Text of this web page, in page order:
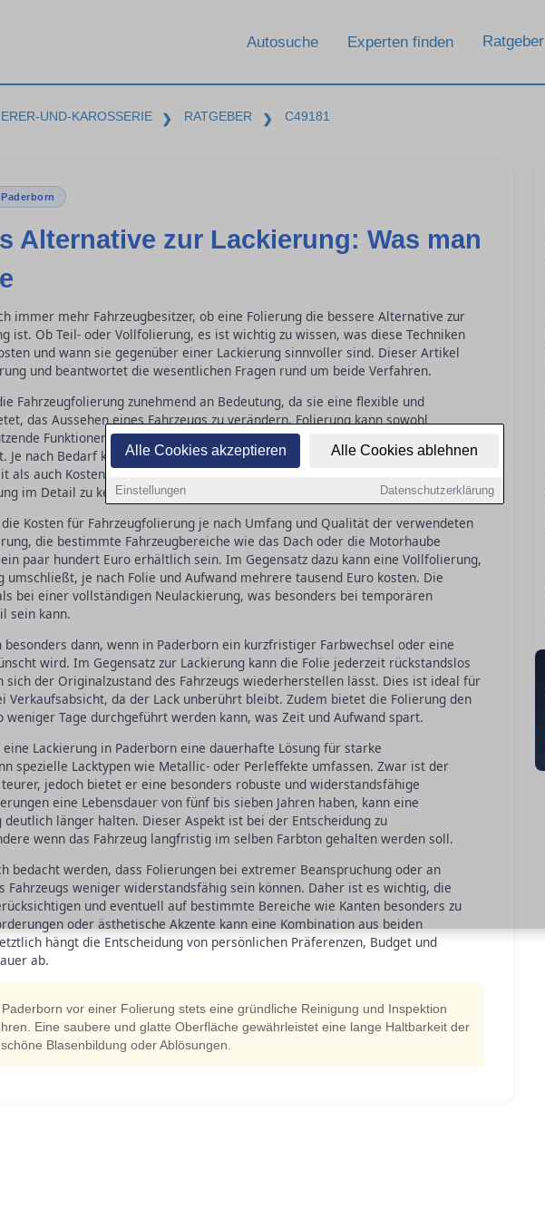
Alle Cookies akzeptieren Alle Cookies ablehnen
Einstellungen Datenschutzerklärung
Autosuche Experten finden Ratgeber
UND-KAROSSERIE ❯ RATGEBER ❯ C49181
Alternative zur Lackierung: Was man
immer mehr Fahrzeugbesitzer, ob eine Folierung die bessere Alternative zur
ist. Ob Teil- oder Vollfolierung, es ist wichtig zu wissen, was diese Techniken
und wann sie gegenüber einer Lackierung sinnvoller sind. Dieser Artikel
und beantwortet die wesentlichen Fragen rund um beide Verfahren.
Fahrzeugfolierung zunehmend an Bedeutung, da sie eine flexible und
das Aussehen eines Fahrzeugs zu verändern. Folierung kann sowohl
Funktionen erfüllen, indem sie den Lack vor Umwelteinflüssen und
Je nach Bedarf kann man zwischen Teilfolierung und Vollfolierung wählen, was
als auch Kosteneffizienz ermöglicht. Dabei ist es entscheidend, die
im Detail zu kennen, um eine fundierte Entscheidung zu treffen.
Kosten für Fahrzeugfolierung je nach Umfang und Qualität der verwendeten
die bestimmte Fahrzeugbereiche wie das Dach oder die Motorhaube
paar hundert Euro erhältlich sein. Im Gegensatz dazu kann eine Vollfolierung,
umschließt, je nach Folie und Aufwand mehrere tausend Euro kosten. Die
bei einer vollständigen Neulackierung, was besonders bei temporären
sein kann.
besonders dann, wenn in Paderborn ein kurzfristiger Farbwechsel oder eine
wird. Im Gegensatz zur Lackierung kann die Folie jederzeit rückstandslos
der Originalzustand des Fahrzeugs wiederherstellen lässt. Dies ist ideal für
Verkaufsabsicht, da der Lack unberührt bleibt. Zudem bietet die Folierung den
Tage durchgeführt werden kann, was Zeit und Aufwand spart.
Lackierung in Paderborn eine dauerhafte Lösung für starke
spezielle Lacktypen wie Metallic- oder Perleffekte umfassen. Zwar ist der
jedoch bietet er eine besonders robuste und widerstandsfähige
eine Lebensdauer von fünf bis sieben Jahren haben, kann eine
länger halten. Dieser Aspekt ist bei der Entscheidung zu
wenn das Fahrzeug langfristig im selben Farbton gehalten werden soll.
bedacht werden, dass Folierungen bei extremer Beanspruchung oder an
Fahrzeugs weniger widerstandsfähig sein können. Daher ist es wichtig, die
und eventuell auf bestimmte Bereiche wie Kanten besonders zu
oder ästhetische Akzente kann eine Kombination aus beiden
hängt die Entscheidung von persönlichen Präferenzen, Budget und
ab.
vor einer Folierung stets eine gründliche Reinigung und Inspektion
Eine saubere und glatte Oberfläche gewährleistet eine lange Haltbarkeit der
Blasenbildung oder Ablösungen.